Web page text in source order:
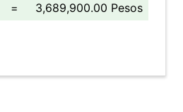
= 3,689,900.00 Pesos